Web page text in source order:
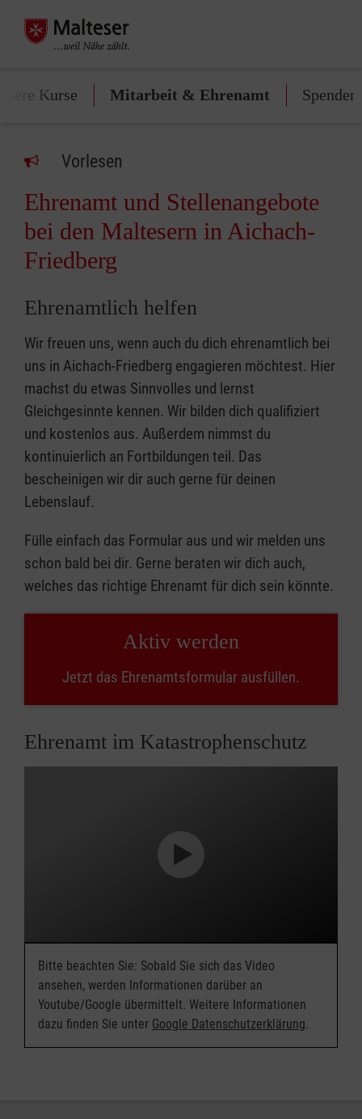
Kurse Mitarbeit & Ehrenamt Spenden
Vorlesen
Ehrenamt und Stellenangebote
bei den Maltesern in Aichach-
Friedberg
Ehrenamtlich helfen
Wir freuen uns, wenn auch du dich ehrenamtlich bei
uns in Aichach-Friedberg engagieren möchtest. Hier
machst du etwas Sinnvolles und lernst
Gleichgesinnte kennen. Wir bilden dich qualifiziert
und kostenlos aus. Außerdem nimmst du
kontinuierlich an Fortbildungen teil. Das
bescheinigen wir dir auch gerne für deinen
Lebenslauf.
Fülle einfach das Formular aus und wir melden uns
schon bald bei dir. Gerne beraten wir dich auch,
welches das richtige Ehrenamt für dich sein könnte.
Aktiv werden
Jetzt das Ehrenamtsformular ausfüllen.
Ehrenamt im Katastrophenschutz
Bitte beachten Sie: Sobald Sie sich das Video
ansehen, werden Informationen darüber an
Youtube/Google übermittelt. Weitere Informationen
dazu finden Sie unter Google Datenschutzerklärung.